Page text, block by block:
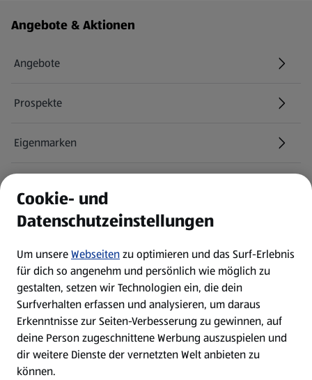
Fußzeilenmenü - weitere Links
Angebote & Aktionen
Angebote
Prospekte
Eigenmarken
Newsletter
WhatsApp
Über ALDI SÜD
Filialen
Cookie- und
Datenschutzeinstellungen
Um unsereWebseitenzu optimieren und das Surf-Erlebnis
für dich so angenehm und persönlich wie möglich zu
gestalten, setzen wir Technologien ein, die dein
Surfverhalten erfassen und analysieren, um daraus
Erkenntnisse zur Seiten-Verbesserung zu gewinnen, auf
deine Person zugeschnittene Werbung auszuspielen und
dir weitere Dienste der vernetzten Welt anbieten zu
können.